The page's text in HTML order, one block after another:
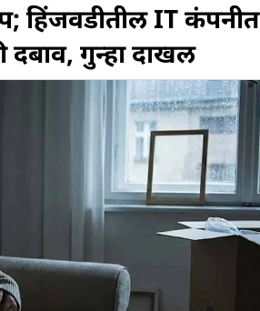
हिंजवडीतील IT कंपनीत
दबाव, गुन्हा दाखल